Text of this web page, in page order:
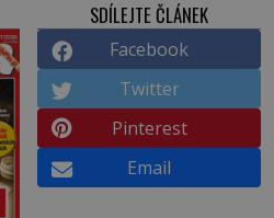
SDÍLEJTE ČLÁNEK
Facebook
Twitter
Pinterest
Email